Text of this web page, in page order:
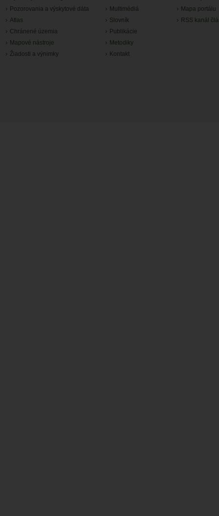
Pozorovania a výskytové dáta
Atlas
Chránené územia
Mapové nástroje
Žiadosti a výnimky
Multimédiá
Slovník
Publikácie
Metodiky
Kontakt
Mapa portálu
RSS kanál